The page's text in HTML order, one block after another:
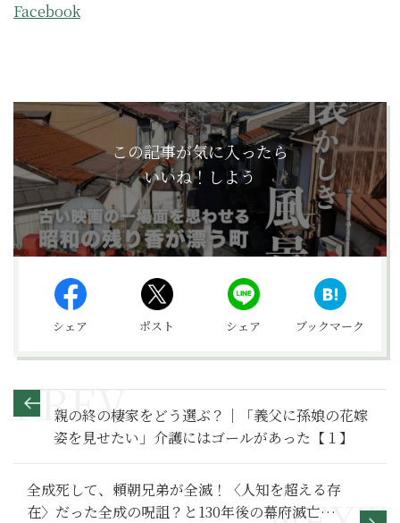
Facebook
この記事が気に入ったら
いいね！しよう
シェア ポスト シェア ブックマーク
親の終の棲家をどう選ぶ？｜「義父に孫娘の花嫁
姿を見せたい」介護にはゴールがあった【１】
全成死して、頼朝兄弟が全滅！〈人知を超える存
在〉だった全成の呪詛？と130年後の幕府滅亡